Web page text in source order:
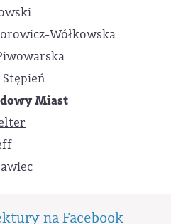
Wółkowska
Miast
na Facebook